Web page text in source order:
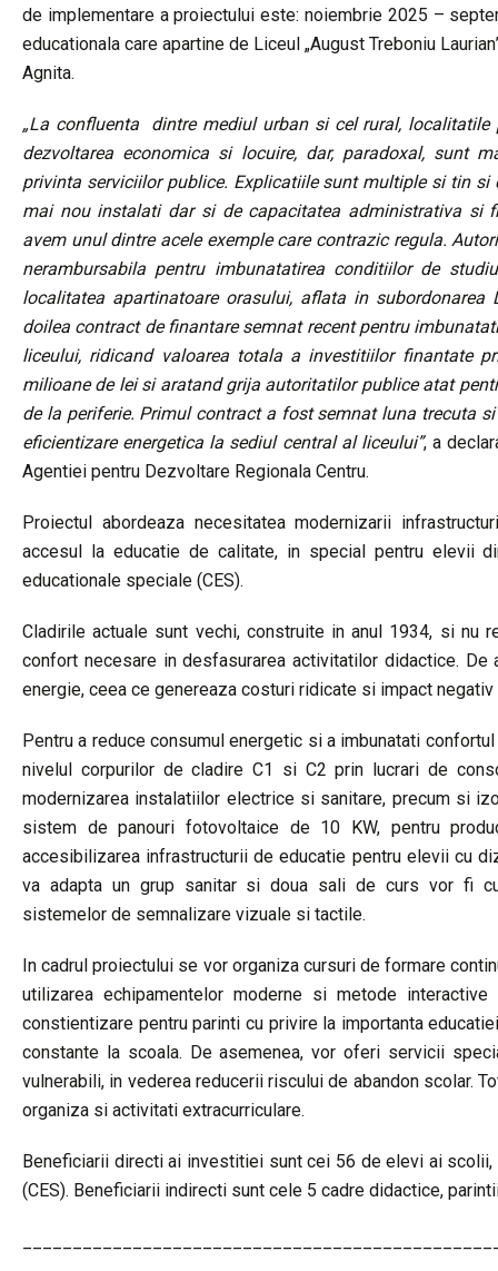
de implementare a proiectului este: noiembrie 2025 –
educationala care apartine de Liceul „August Treboniu
Agnita.
„La confluenta dintre mediul urban si cel rural,
dezvoltarea economica si locuire, dar, paradoxal, sunt
privinta serviciilor publice. Explicatiile sunt multiple si tin si
mai nou instalati dar si de capacitatea administrativa si
avem unul dintre acele exemple care contrazic regula.
nerambursabila pentru imbunatatirea conditiilor de
localitatea apartinatoare orasului, aflata in subordonarea
doilea contract de finantare semnat recent pentru
liceului, ridicand valoarea totala a investitiilor finantate
milioane de lei si aratand grija autoritatilor publice atat
de la periferie. Primul contract a fost semnat luna trecuta
eficientizare energetica la sediul central al liceului”, a
Agentiei pentru Dezvoltare Regionala Centru.
Proiectul abordeaza necesitatea modernizarii
accesul la educatie de calitate, in special pentru elevii
educationale speciale (CES).
Cladirile actuale sunt vechi, construite in anul 1934, si nu
confort necesare in desfasurarea activitatilor didactice.
energie, ceea ce genereaza costuri ridicate si impact negativ
Pentru a reduce consumul energetic si a imbunatati
nivelul corpurilor de cladire C1 si C2 prin lucrari de
modernizarea instalatiilor electrice si sanitare, precum si
sistem de panouri fotovoltaice de 10 KW, pentru
accesibilizarea infrastructurii de educatie pentru elevii cu
va adapta un grup sanitar si doua sali de curs vor fi
sistemelor de semnalizare vizuale si tactile.
In cadrul proiectului se vor organiza cursuri de formare
utilizarea echipamentelor moderne si metode
constientizare pentru parinti cu privire la importanta
constante la scoala. De asemenea, vor oferi servicii
vulnerabili, in vederea reducerii riscului de abandon scolar.
organiza si activitati extracurriculare.
Beneficiarii directi ai investitiei sunt cei 56 de elevi ai
(CES). Beneficiarii indirecti sunt cele 5 cadre didactice,